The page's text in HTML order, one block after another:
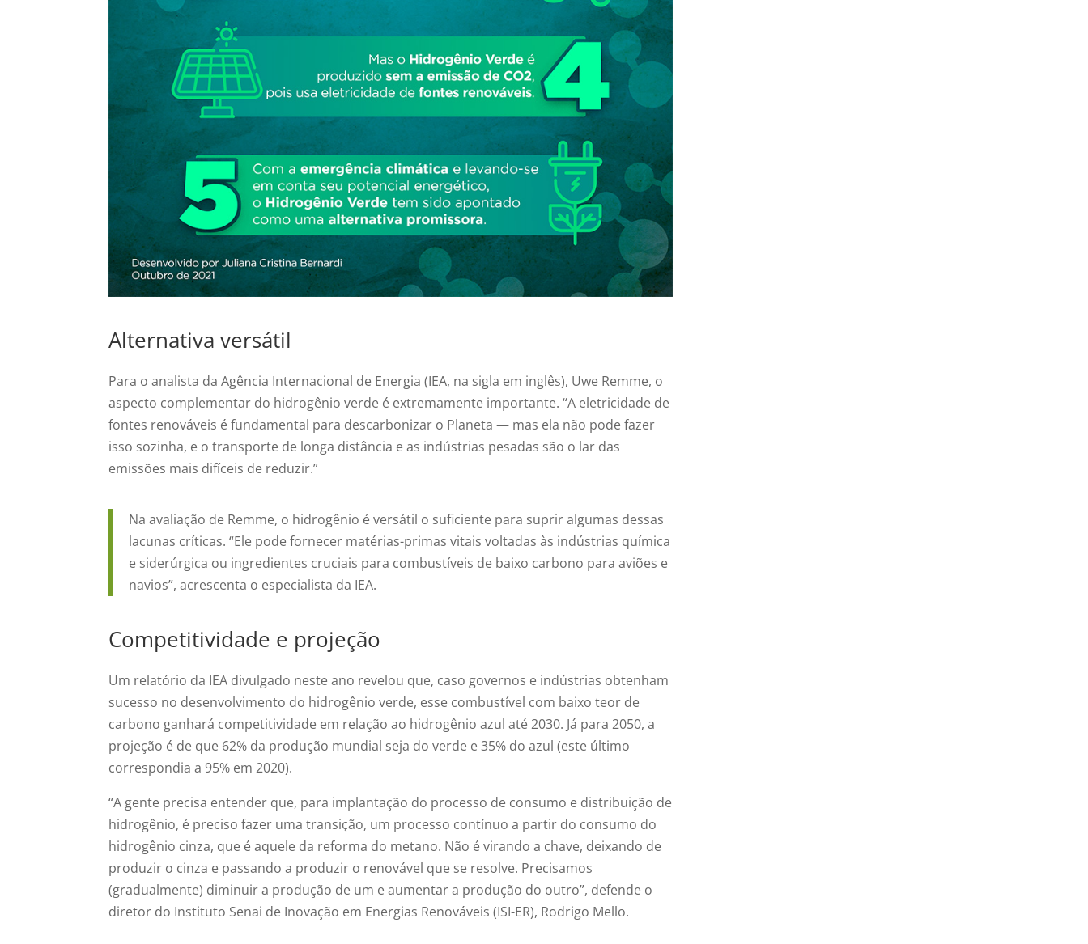
Alternativa versátil
Para o analista da Agência Internacional de Energia (IEA, na sigla em inglês), Uwe Remme, o
aspecto complementar do hidrogênio verde é extremamente importante. “A eletricidade de
fontes renováveis é fundamental para descarbonizar o Planeta — mas ela não pode fazer
isso sozinha, e o transporte de longa distância e as indústrias pesadas são o lar das
emissões mais difíceis de reduzir.”
Na avaliação de Remme, o hidrogênio é versátil o suficiente para suprir algumas dessas
lacunas críticas. “Ele pode fornecer matérias-primas vitais voltadas às indústrias química
e siderúrgica ou ingredientes cruciais para combustíveis de baixo carbono para aviões e
navios”, acrescenta o especialista da IEA.
Competitividade e projeção
Um relatório da IEA divulgado neste ano revelou que, caso governos e indústrias obtenham
sucesso no desenvolvimento do hidrogênio verde, esse combustível com baixo teor de
carbono ganhará competitividade em relação ao hidrogênio azul até 2030. Já para 2050, a
projeção é de que 62% da produção mundial seja do verde e 35% do azul (este último
correspondia a 95% em 2020).
“A gente precisa entender que, para implantação do processo de consumo e distribuição de
hidrogênio, é preciso fazer uma transição, um processo contínuo a partir do consumo do
hidrogênio cinza, que é aquele da reforma do metano. Não é virando a chave, deixando de
produzir o cinza e passando a produzir o renovável que se resolve. Precisamos
(gradualmente) diminuir a produção de um e aumentar a produção do outro”, defende o
diretor do Instituto Senai de Inovação em Energias Renováveis (ISI-ER), Rodrigo Mello.